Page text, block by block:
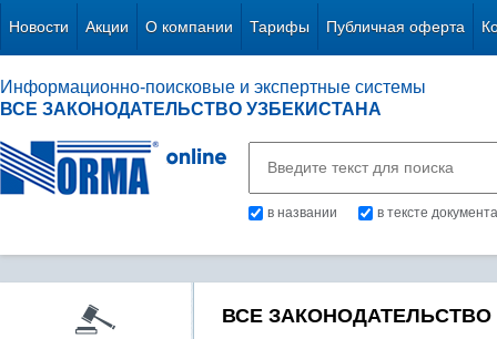
Новости Акции О компании Тарифы Публичная оферта
Информационно-поисковые и экспертные системы
ВСЕ ЗАКОНОДАТЕЛЬСТВО УЗБЕКИСТАНА
в названии в тексте документа
ВСЕ ЗАКОНОДАТЕЛЬСТВО